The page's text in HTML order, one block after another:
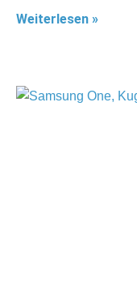
Weiterlesen »